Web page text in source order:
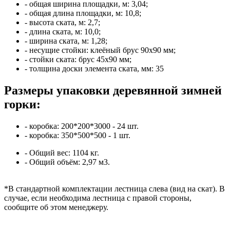
- общая ширина площадки, м: 3,04;
- общая длина площадки, м: 10,8;
- высота ската, м: 2,7;
- длина ската, м: 10,0;
- ширина ската, м: 1,28;
- несущие стойки: клеёный брус 90х90 мм;
- стойки ската: брус 45х90 мм;
- толщина доски элемента ската, мм: 35
Размеры упаковки деревянной зимней
горки:
- коробка: 200*200*3000 - 24 шт.
- коробка: 350*500*500 - 1 шт.
- Общий вес: 1104 кг.
- Общий объём: 2,97 м3.
*В стандартной комплектации лестница слева (вид на скат). В
случае, если необходима лестница с правой стороны,
сообщите об этом менеджеру.